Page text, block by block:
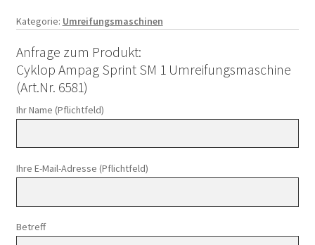
Kategorie: Umreifungsmaschinen
Anfrage zum Produkt:
Cyklop Ampag Sprint SM 1 Umreifungsmaschine
(Art.Nr. 6581)
Ihr Name (Pflichtfeld)
Ihre E-Mail-Adresse (Pflichtfeld)
Betreff